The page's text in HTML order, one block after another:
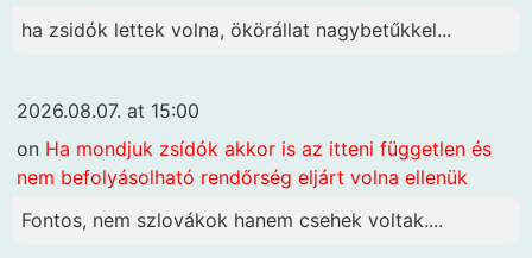
ha zsidók lettek volna, ökörállat nagybetűkkel...
2026.08.07. at 15:00
on Ha mondjuk zsídók akkor is az itteni független és
nem befolyásolható rendőrség eljárt volna ellenük
Fontos, nem szlovákok hanem csehek voltak....